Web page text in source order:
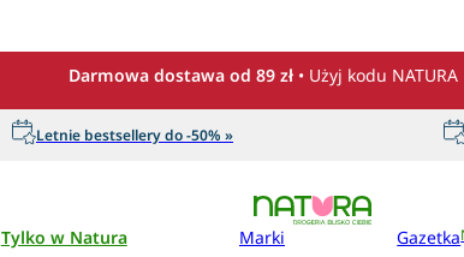
Darmowa dostawa od 89 zł • Użyj kodu NATURA
Letnie bestsellery do -50% »
Tylko w Natura Marki Gazetka